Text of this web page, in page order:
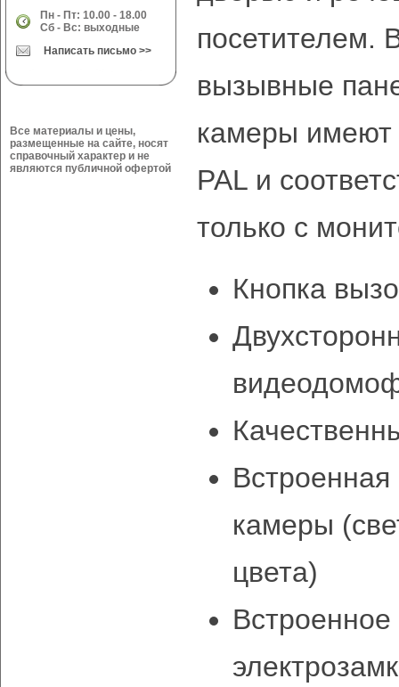
Пн - Пт: 10.00 - 18.00
Сб - Вс: выходные
Написать письмо >>
Все материалы и цены,
размещенные на сайте, носят
справочный характер и не
являются публичной офертой
посетителем.
вызывные
камеры имеют
PAL и
только с
Кнопка
Встроенная
камеры
цвета)